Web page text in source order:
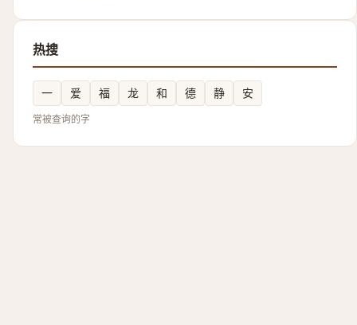
热搜
一 爱 福 龙 和 德 静 安
常被查询的字